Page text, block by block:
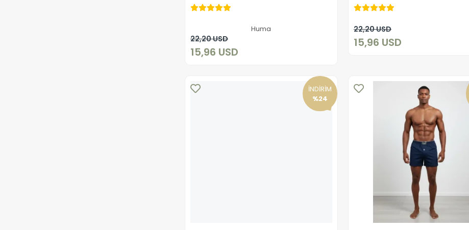
Huma
22,20 USD
15,96 USD
22,20 USD
15,96 USD
İNDİRİM
%24